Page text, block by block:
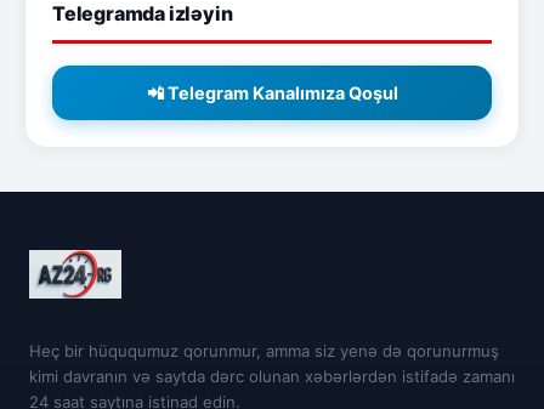
Telegramda izləyin
📲 Telegram Kanalımıza Qoşul
Heç bir hüququmuz qorunmur, amma siz yenə də qorunurmuş
kimi davranın və saytda dərc olunan xəbərlərdən istifadə zamanı
24 saat saytına istinad edin.